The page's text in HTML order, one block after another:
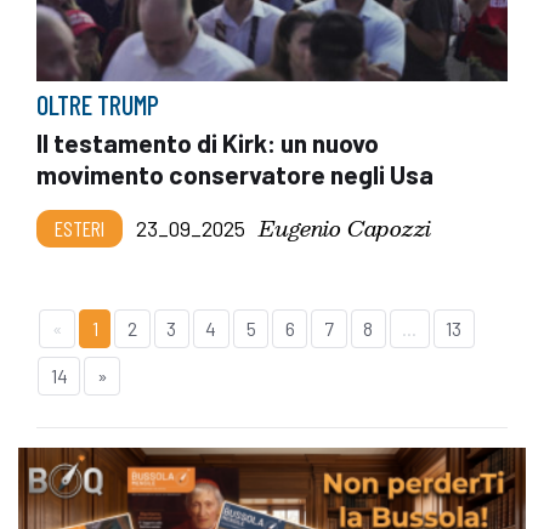
OLTRE TRUMP
Il testamento di Kirk: un nuovo
movimento conservatore negli Usa
ESTERI 23_09_2025 Eugenio Capozzi
« 1 2 3 4 5 6 7 8 ... 13
14 »